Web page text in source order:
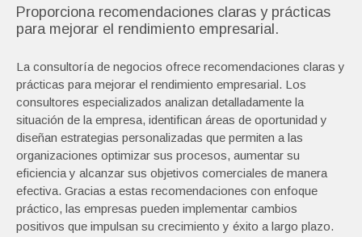
Proporciona recomendaciones claras y prácticas
para mejorar el rendimiento empresarial.
La consultoría de negocios ofrece recomendaciones claras y
prácticas para mejorar el rendimiento empresarial. Los
consultores especializados analizan detalladamente la
situación de la empresa, identifican áreas de oportunidad y
diseñan estrategias personalizadas que permiten a las
organizaciones optimizar sus procesos, aumentar su
eficiencia y alcanzar sus objetivos comerciales de manera
efectiva. Gracias a estas recomendaciones con enfoque
práctico, las empresas pueden implementar cambios
positivos que impulsan su crecimiento y éxito a largo plazo.